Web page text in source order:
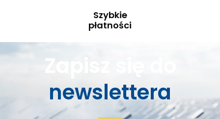
Szybkie
płatności
Zapisz się do
newslettera